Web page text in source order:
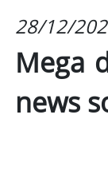
28/12/
Mega
news